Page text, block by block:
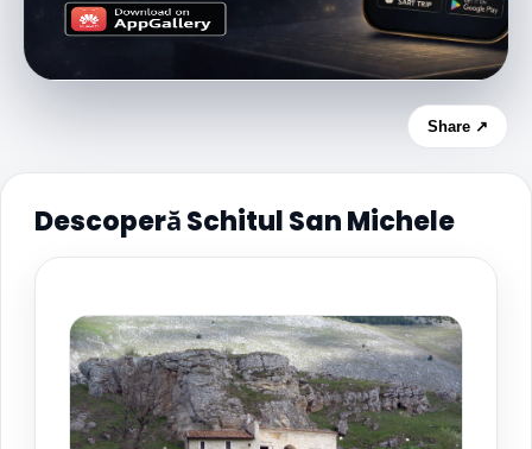
Share ↗
Descoperă Schitul San Michele